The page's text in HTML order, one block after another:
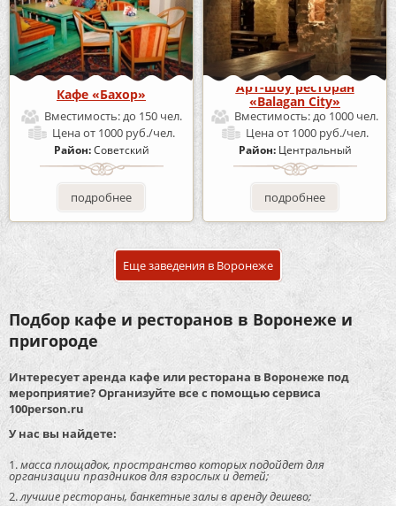
Кафе «Бахор»
Вместимость:до 150 чел.
Ценаот 1000 руб./чел.
Район:Советский
подробнее
Арт-шоу ресторан
«Balagan City»
Вместимость:до 1000 чел.
Ценаот 1000 руб./чел.
Район: Центральный
подробнее
Еще заведения в Воронеже
Подбор кафе и ресторанов в Воронеже и
пригороде
Интересует аренда кафе или ресторана в Воронеже под
мероприятие? Организуйте все с помощью сервиса
100person.ru
У нас вы найдете:
масса площадок, пространство которых подойдет для
организации праздников для взрослых и детей;
лучшие рестораны, банкетные залы в аренду дешево;